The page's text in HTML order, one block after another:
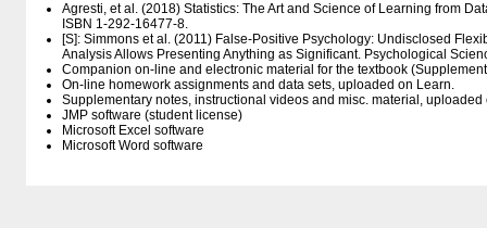
Agresti, et al. (2018) Statistics: The Art and Science of Learning from
ISBN 1-292-16477-8.
[S]: Simmons et al. (2011) False-Positive Psychology: Undisclosed
Analysis Allows Presenting Anything as Significant. Psychological
Companion on-line and electronic material for the textbook
On-line homework assignments and data sets, uploaded on Learn.
Supplementary notes, instructional videos and misc. material, uploaded
JMP software (student license)
Microsoft Excel software
Microsoft Word software